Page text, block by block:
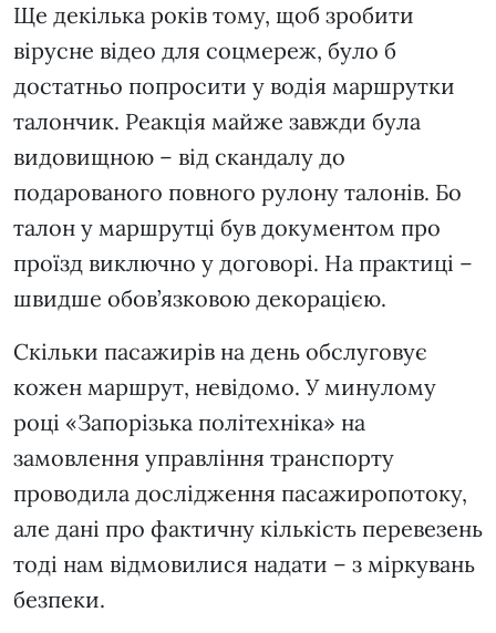
Ще декілька років тому, щоб зробити
вірусне відео для соцмереж, було б
достатньо попросити у водія маршрутки
талончик. Реакція майже завжди була
видовищною – від скандалу до
подарованого повного рулону талонів. Бо
талон у маршрутці був документом про
проїзд виключно у договорі. На практиці –
швидше обов’язковою декорацією.
Скільки пасажирів на день обслуговує
кожен маршрут, невідомо. У минулому
році «Запорізька політехніка» на
замовлення управління транспорту
проводила дослідження пасажиропотоку,
але дані про фактичну кількість перевезень
тоді нам відмовилися надати – з міркувань
безпеки.